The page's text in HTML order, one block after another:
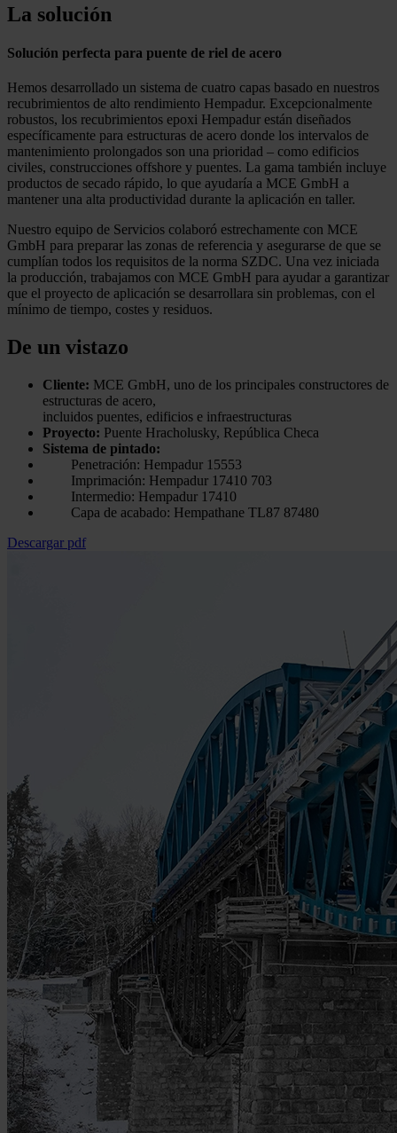
La solución
Solución perfecta para puente de riel de acero
Hemos desarrollado un sistema de cuatro capas basado en nuestros
recubrimientos de alto rendimiento Hempadur. Excepcionalmente
robustos, los recubrimientos epoxi Hempadur están diseñados
específicamente para estructuras de acero donde los intervalos de
mantenimiento prolongados son una prioridad – como edificios
civiles, construcciones offshore y puentes. La gama también incluye
productos de secado rápido, lo que ayudaría a MCE GmbH a
mantener una alta productividad durante la aplicación en taller.
Nuestro equipo de Servicios colaboró estrechamente con MCE
GmbH para preparar las zonas de referencia y asegurarse de que se
cumplían todos los requisitos de la norma SZDC. Una vez iniciada
la producción, trabajamos con MCE GmbH para ayudar a garantizar
que el proyecto de aplicación se desarrollara sin problemas, con el
mínimo de tiempo, costes y residuos.
De un vistazo
Cliente: MCE GmbH, uno de los principales constructores de
estructuras de acero,
incluidos puentes, edificios e infraestructuras
Proyecto: Puente Hracholusky, República Checa
Sistema de pintado:
Penetración: Hempadur 15553
Imprimación: Hempadur 17410 703
Intermedio: Hempadur 17410
Capa de acabado: Hempathane TL87 87480
Descargar pdf